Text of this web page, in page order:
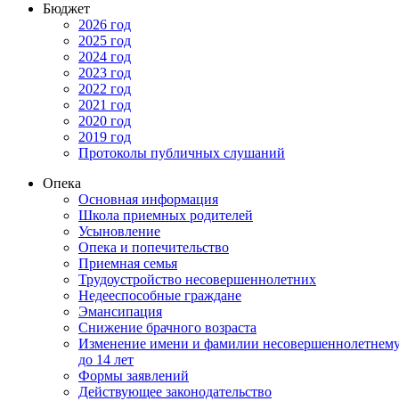
Бюджет
2026 год
2025 год
2024 год
2023 год
2022 год
2021 год
2020 год
2019 год
Протоколы публичных слушаний
Опека
Основная информация
Школа приемных родителей
Усыновление
Опека и попечительство
Приемная семья
Трудоустройство несовершеннолетних
Недееспособные граждане
Эмансипация
Снижение брачного возраста
Изменение имени и фамилии
до 14 лет
Формы заявлений
Действующее законодательство